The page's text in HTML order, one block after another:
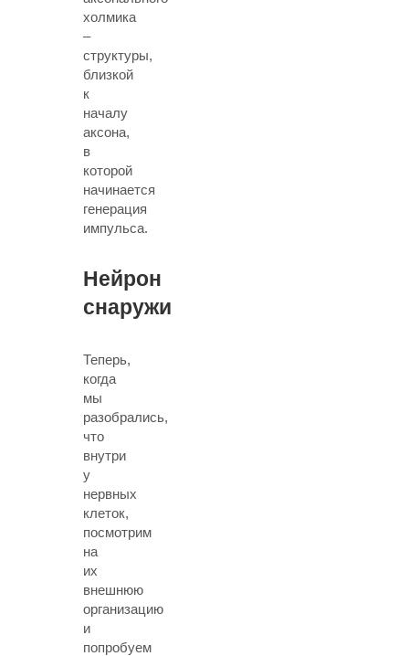
холмика
–
структуры,
близкой
к
началу
аксона,
в
которой
начинается
генерация
импульса.
Нейрон
снаружи
Теперь,
когда
мы
разобрались,
что
внутри
у
нервных
клеток,
посмотрим
на
их
внешнюю
организацию
и
попробуем